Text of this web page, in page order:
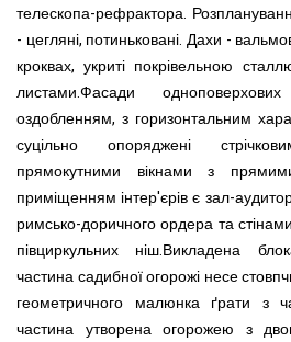
телескопа-рефрактора.
- цегляні, потиньковані. Дахи -
кроквах, укриті покрівельною
листами.Фасади
оздобленням, з горизонтальним
суцільно опоряджені
прямокутними вікнами з
приміщенням інтер'єрів є зал-
римсько-доричного ордера та
півциркульних ніш.Викладена
частина садибної огорожі несе
геометричного малюнка ґрати з
частина утворена огорожею з